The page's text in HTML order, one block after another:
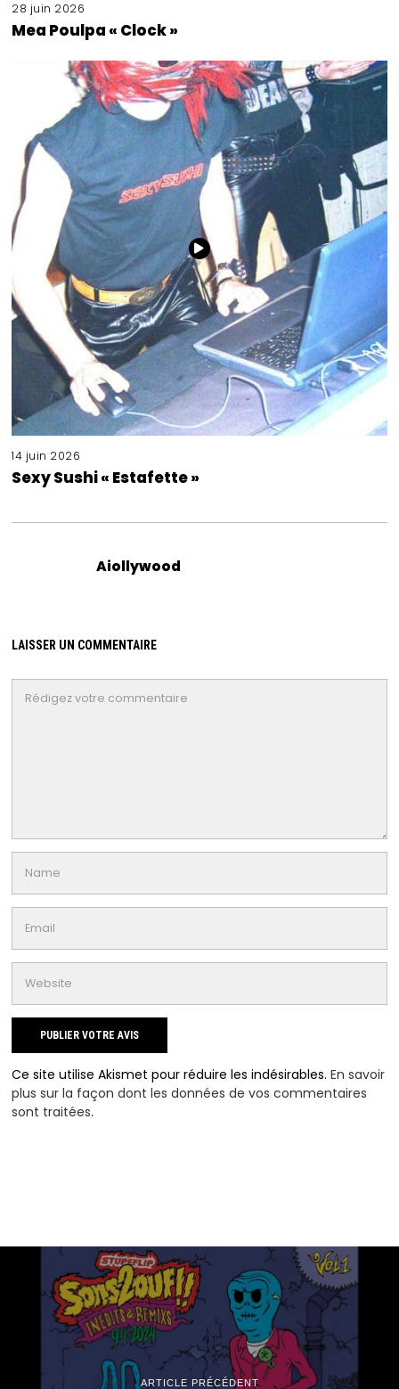
28 juin 2026
Mea Poulpa « Clock »
14 juin 2026
Sexy Sushi « Estafette »
Aiollywood
LAISSER UN COMMENTAIRE
Ce site utilise Akismet pour réduire les indésirables.En savoir
plus sur la façon dont les données de vos commentaires
sont traitées.
ARTICLE PRÉCÉDENT